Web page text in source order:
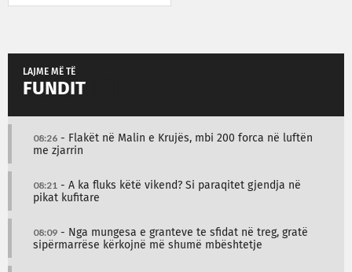
LAJME MË TË
FUNDIT
08:26 - Flakët në Malin e Krujës, mbi 200 forca në luftën
me zjarrin
08:21 - A ka fluks këtë vikend? Si paraqitet gjendja në
pikat kufitare
08:09 - Nga mungesa e granteve te sfidat në treg, gratë
sipërmarrëse kërkojnë më shumë mbështetje